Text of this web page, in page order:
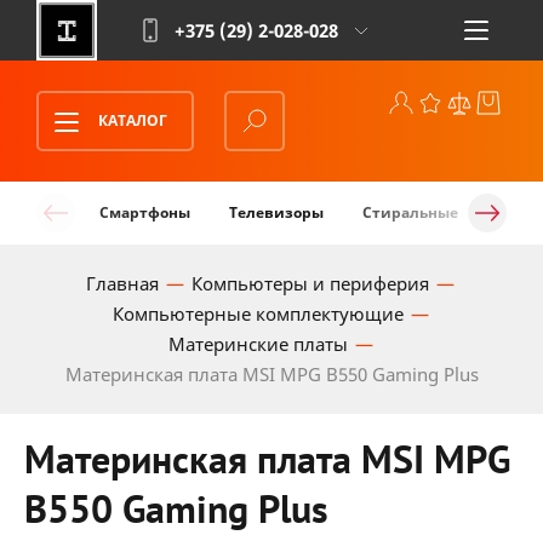
+375 (29) 2-028-028
КАТАЛОГ
Смартфоны Телевизоры Стиральные машины
Главная
Компьютеры и периферия
Компьютерные комплектующие
Материнские платы
Материнская плата MSI MPG B550 Gaming Plus
Материнская плата MSI MPG
B550 Gaming Plus